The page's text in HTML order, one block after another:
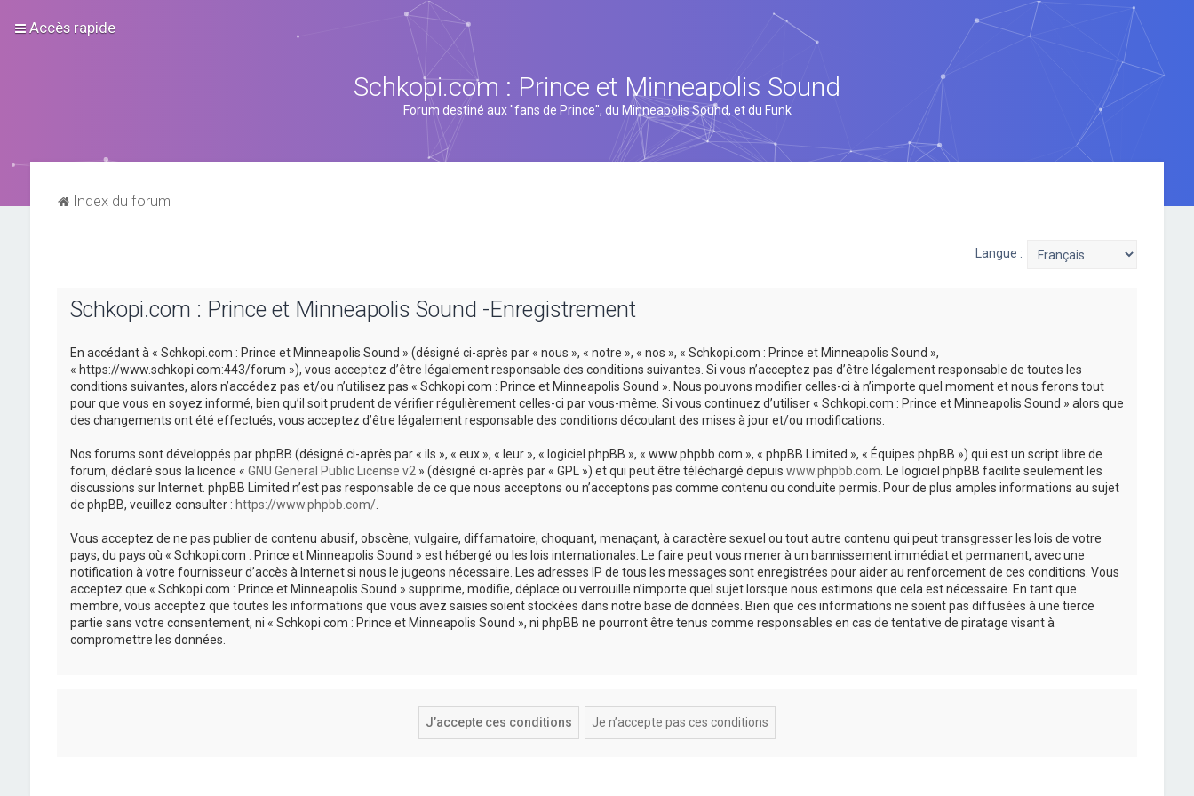
Accès rapide
Schkopi.com : Prince et Minneapolis Sound
Forum destiné aux "fans de Prince", du Minneapolis Sound, et du Funk
Index du forum
Langue :
Schkopi.com : Prince et Minneapolis Sound -Enregistrement
En accédant à « Schkopi.com : Prince et Minneapolis Sound » (désigné ci-après par « nous », « notre », « nos », « Schkopi.com : Prince et Minneapolis Sound »,
« https://www.schkopi.com:443/forum »), vous acceptez d’être légalement responsable des conditions suivantes. Si vous n’acceptez pas d’être légalement responsable de toutes les
conditions suivantes, alors n’accédez pas et/ou n’utilisez pas « Schkopi.com : Prince et Minneapolis Sound ». Nous pouvons modifier celles-ci à n’importe quel moment et nous ferons tout
pour que vous en soyez informé, bien qu’il soit prudent de vérifier régulièrement celles-ci par vous-même. Si vous continuez d’utiliser « Schkopi.com : Prince et Minneapolis Sound » alors que
des changements ont été effectués, vous acceptez d’être légalement responsable des conditions découlant des mises à jour et/ou modifications.
Nos forums sont développés par phpBB (désigné ci-après par « ils », « eux », « leur », « logiciel phpBB », « www.phpbb.com », « phpBB Limited », « Équipes phpBB ») qui est un script libre de
forum, déclaré sous la licence « GNU General Public License v2 » (désigné ci-après par « GPL ») et qui peut être téléchargé depuis www.phpbb.com . Le logiciel phpBB facilite seulement les
discussions sur Internet. phpBB Limited n’est pas responsable de ce que nous acceptons ou n’acceptons pas comme contenu ou conduite permis. Pour de plus amples informations au sujet
de phpBB, veuillez consulter : https://www.phpbb.com/.
Vous acceptez de ne pas publier de contenu abusif, obscène, vulgaire, diffamatoire, choquant, menaçant, à caractère sexuel ou tout autre contenu qui peut transgresser les lois de votre
pays, du pays où « Schkopi.com : Prince et Minneapolis Sound » est hébergé ou les lois internationales. Le faire peut vous mener à un bannissement immédiat et permanent, avec une
notification à votre fournisseur d’accès à Internet si nous le jugeons nécessaire. Les adresses IP de tous les messages sont enregistrées pour aider au renforcement de ces conditions. Vous
acceptez que « Schkopi.com : Prince et Minneapolis Sound » supprime, modifie, déplace ou verrouille n’importe quel sujet lorsque nous estimons que cela est nécessaire. En tant que
membre, vous acceptez que toutes les informations que vous avez saisies soient stockées dans notre base de données. Bien que ces informations ne soient pas diffusées à une tierce
partie sans votre consentement, ni « Schkopi.com : Prince et Minneapolis Sound », ni phpBB ne pourront être tenus comme responsables en cas de tentative de piratage visant à
compromettre les données.